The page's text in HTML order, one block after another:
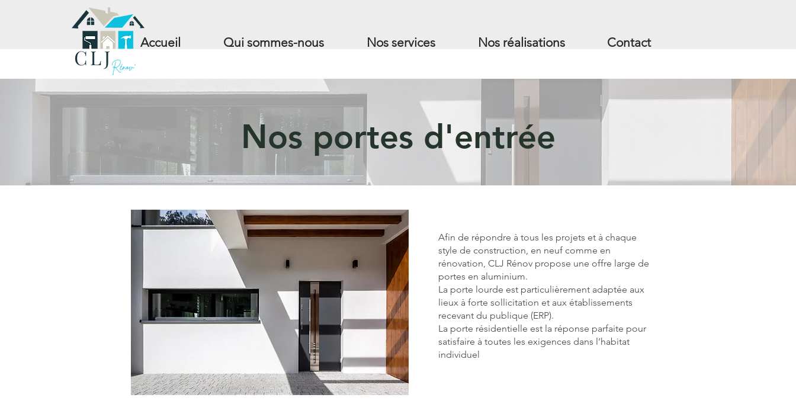
Accueil Qui sommes-nous Nos services Nos réalisations Contact
Nos portes d'entrée
Afin de répondre à tous les projets et à chaque
style de construction, en neuf comme en
rénovation, CLJ Rénov propose une offre large de
portes en aluminium.
La porte lourde est particulièrement adaptée aux
lieux à forte sollicitation et aux établissements
recevant du publique (ERP).
La porte résidentielle est la réponse parfaite pour
satisfaire à toutes les exigences dans l’habitat
individuel